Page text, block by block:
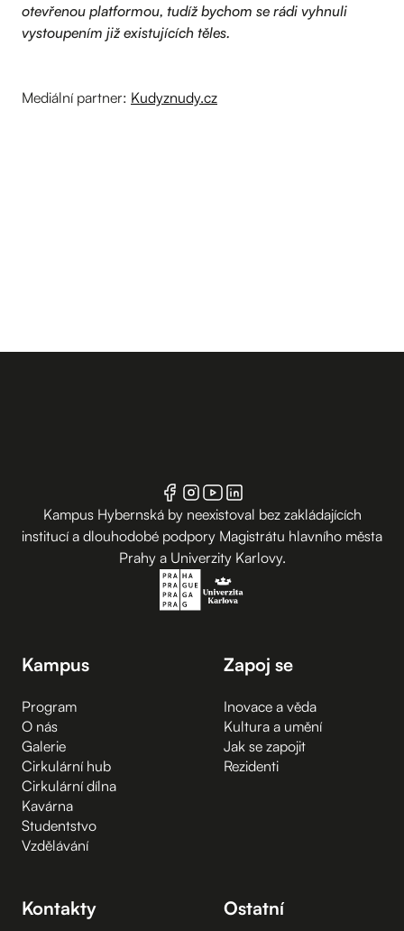
otevřenou platformou, tudíž bychom se rádi vyhnuli
vystoupením již existujících těles.
Mediální partner: Kudyznudy.cz
Kampus Hybernská by neexistoval bez zakládajících
institucí a dlouhodobé podpory Magistrátu hlavního města
Prahy a Univerzity Karlovy.
Kampus
Program
O nás
Galerie
Cirkulární hub
Cirkulární dílna
Kavárna
Studentstvo
Vzdělávání
Zapoj se
Inovace a věda
Kultura a umění
Jak se zapojit
Rezidenti
Kontakty Ostatní